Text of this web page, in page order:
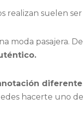
realizan suelen
moda pasajera.
hacerte uno